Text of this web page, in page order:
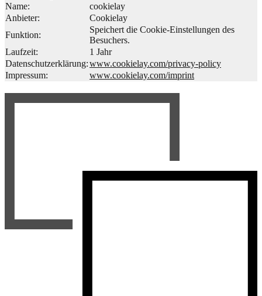
Name:
cookielay
Anbieter:
Cookielay
Funktion:
Speichert die Cookie-Einstellungen des
Besuchers.
Laufzeit:
1 Jahr
Datenschutzerklärung:www.cookielay.com/privacy-policy
Impressum:
www.cookielay.com/imprint